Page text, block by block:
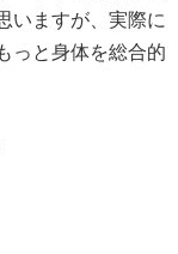
いますが、実際に
っと身体を総合的